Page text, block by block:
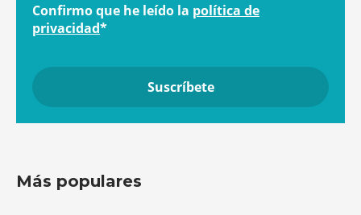
Confirmo que he leído la política de
privacidad*
Más populares